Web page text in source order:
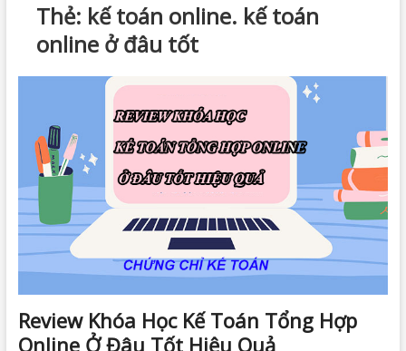
Thẻ: kế toán online. kế toán
online ở đâu tốt
Review Khóa Học Kế Toán Tổng Hợp
Online Ở Đâu Tốt Hiệu Quả